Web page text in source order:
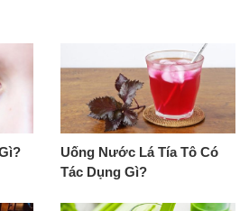
Uống Nước Lá Tía Tô Có
Tác Dụng Gì?